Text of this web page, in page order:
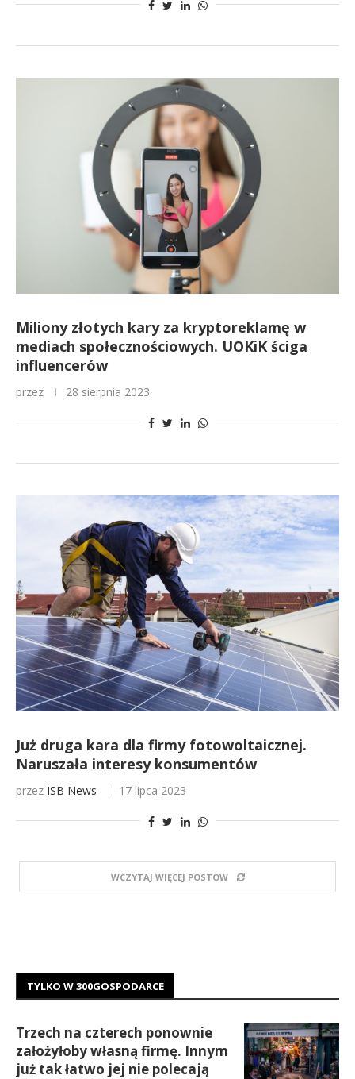
Miliony złotych kary za kryptoreklamę w
mediach społecznościowych. UOKiK ściga
influencerów
przez 28 sierpnia 2023
Już druga kara dla firmy fotowoltaicznej.
Naruszała interesy konsumentów
przez ISB News 17 lipca 2023
WCZYTAJ WIĘCEJ POSTÓW
TYLKO W 300GOSPODARCE
Trzech na czterech ponownie
założyłoby własną firmę. Innym
już tak łatwo jej nie polecają